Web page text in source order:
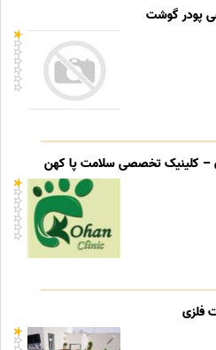
پودر گوشت
– کلینیک تخصصی سلامت پا کهن
فلزی